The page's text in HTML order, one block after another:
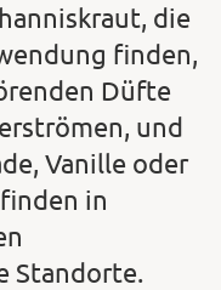
die
finden,
Düfte
und
Vanille oder
in
Standorte.